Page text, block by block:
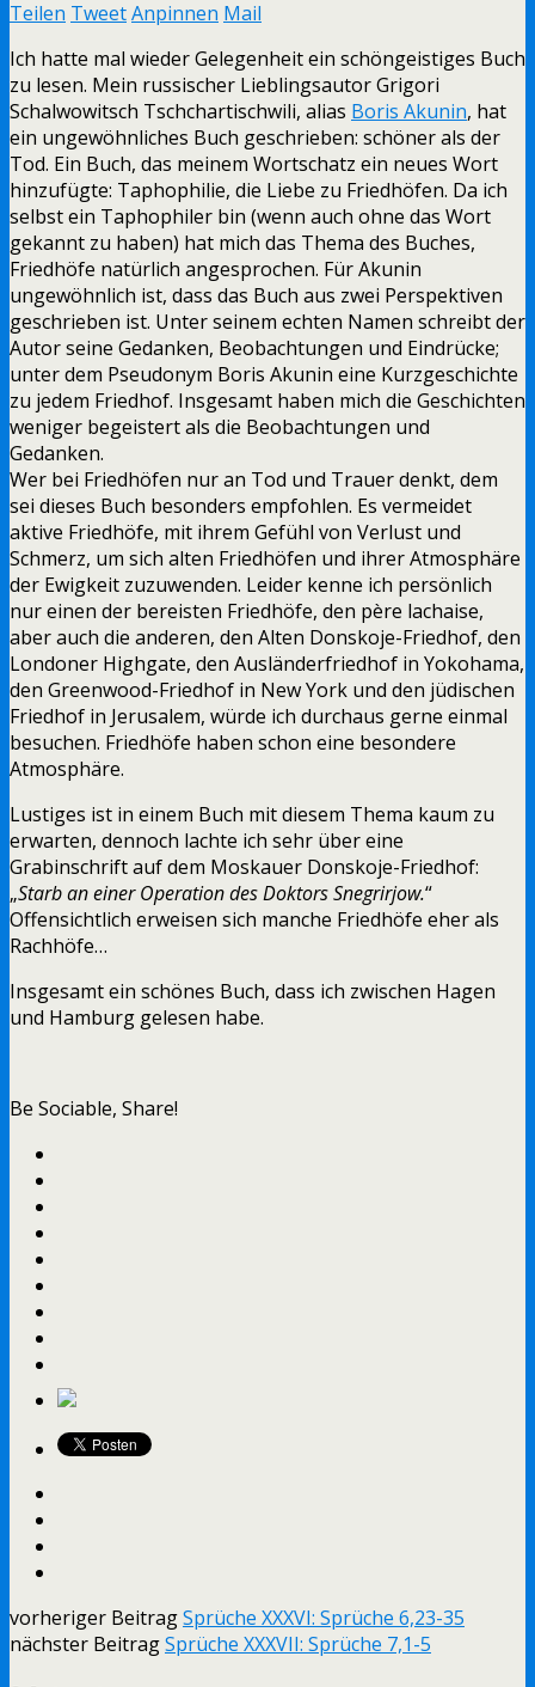
Teilen TweetAnpinnen Mail
Ich hatte mal wieder Gelegenheit ein schöngeistiges Buch
zu lesen. Mein russischer LieblingsautorGrigori
Schalwowitsch Tschchartischwili, alias Boris Akunin, hat
ein ungewöhnliches Buch geschrieben: schöner als der
Tod. Ein Buch, das meinem Wortschatz ein neues Wort
hinzufügte: Taphophilie, die Liebe zu Friedhöfen. Da ich
selbst ein Taphophiler bin (wenn auch ohne das Wort
gekannt zu haben) hat mich das Thema des Buches,
Friedhöfe natürlich angesprochen. Für Akunin
ungewöhnlich ist, dass das Buch aus zwei Perspektiven
geschrieben ist. Unter seinem echten Namen schreibt der
Autor seine Gedanken, Beobachtungen und Eindrücke;
unter dem Pseudonym Boris Akunin eine Kurzgeschichte
zu jedem Friedhof. Insgesamt haben mich die Geschichten
weniger begeistert als die Beobachtungen und
Gedanken.
Wer bei Friedhöfen nur an Tod und Trauer denkt, dem
sei dieses Buch besonders empfohlen. Es vermeidet
aktive Friedhöfe, mit ihrem Gefühl von Verlust und
Schmerz, um sich alten Friedhöfen und ihrer Atmosphäre
der Ewigkeit zuzuwenden. Leider kenne ich persönlich
nur einen der bereisten Friedhöfe, den père lachaise,
aber auch die anderen, den Alten Donskoje-Friedhof, den
Londoner Highgate, den Ausländerfriedhof in Yokohama,
den Greenwood-Friedhof in New York und den jüdischen
Friedhof in Jerusalem, würde ich durchaus gerne einmal
besuchen. Friedhöfe haben schon eine besondere
Atmosphäre.
Lustiges ist in einem Buch mit diesem Thema kaum zu
erwarten, dennoch lachte ich sehr über eine
Grabinschrift auf dem Moskauer Donskoje-Friedhof:
„Starb an einer Operation des Doktors Snegrirjow.“
Offensichtlich erweisen sich manche Friedhöfe eher als
Rachhöfe…
Insgesamt ein schönes Buch, dass ich zwischen Hagen
und Hamburg gelesen habe.
Be Sociable, Share!
vorheriger BeitragSprüche XXXVI: Sprüche 6,23-35
nächster BeitragSprüche XXXVII: Sprüche 7,1-5